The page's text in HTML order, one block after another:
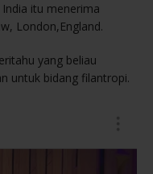
itu menerima
London,England.
yang beliau
untuk bidang filantropi.